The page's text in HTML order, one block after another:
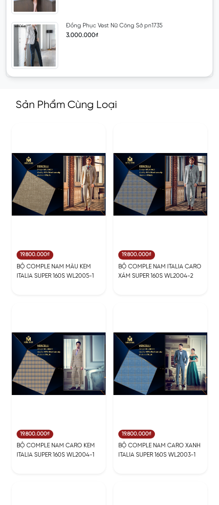
Đồng Phục Vest Nữ Công Sở pn1735
3.000.000₫
Sản Phẩm Cùng Loại
19.800.000₫
BỘ COMPLE NAM MÀU KEM
ITALIA SUPER 160S WL2005-1
19.800.000₫
BỘ COMPLE NAM ITALIA CARO
XÁM SUPER 160S WL2004-2
19.800.000₫
BỘ COMPLE NAM CARO KEM
ITALIA SUPER 160S WL2004-1
19.800.000₫
BỘ COMPLE NAM CARO XANH
ITALIA SUPER 160S WL2003-1